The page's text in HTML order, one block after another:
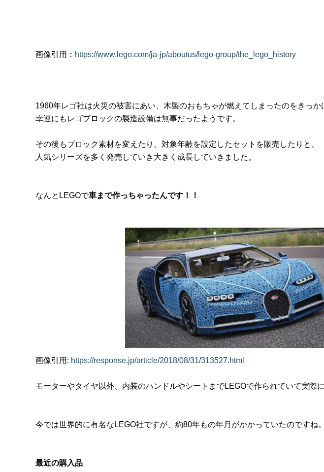
画像引用： https://www.lego.com/ja-jp/aboutus/lego-group/the_lego_history
1960年レゴ社は火災の被害にあい、木製のおもちゃが燃えてしまったのをきっか
幸運にもレゴブロックの製造設備は無事だったようです。
その後もブロック素材を変えたり、対象年齢を設定したセットを販売したりと、
人気シリーズを多く発売していき大きく成長していきました。
なんとLEGOで車まで作っちゃったんです！！
画像引用: https://response.jp/article/2018/08/31/313527.html
モーターやタイヤ以外、内装のハンドルやシートまでLEGOで作られていて実際
今では世界的に有名なLEGO社ですが、 約80年もの年月がかかっていたのですね。
最近の購入品